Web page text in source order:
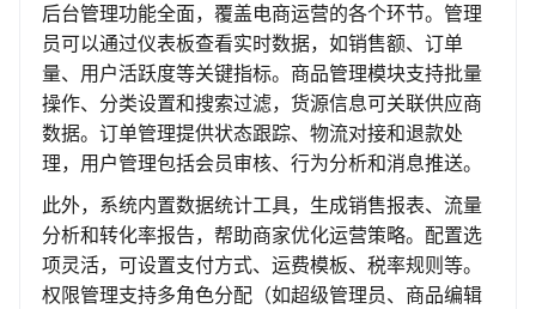
后台管理功能全面，覆盖电商运营的各个环节。管理
员可以通过仪表板查看实时数据，如销售额、订单
量、用户活跃度等关键指标。商品管理模块支持批量
操作、分类设置和搜索过滤，货源信息可关联供应商
数据。订单管理提供状态跟踪、物流对接和退款处
理，用户管理包括会员审核、行为分析和消息推送。
此外，系统内置数据统计工具，生成销售报表、流量
分析和转化率报告，帮助商家优化运营策略。配置选
项灵活，可设置支付方式、运费模板、税率规则等。
权限管理支持多角色分配（如超级管理员、商品编辑